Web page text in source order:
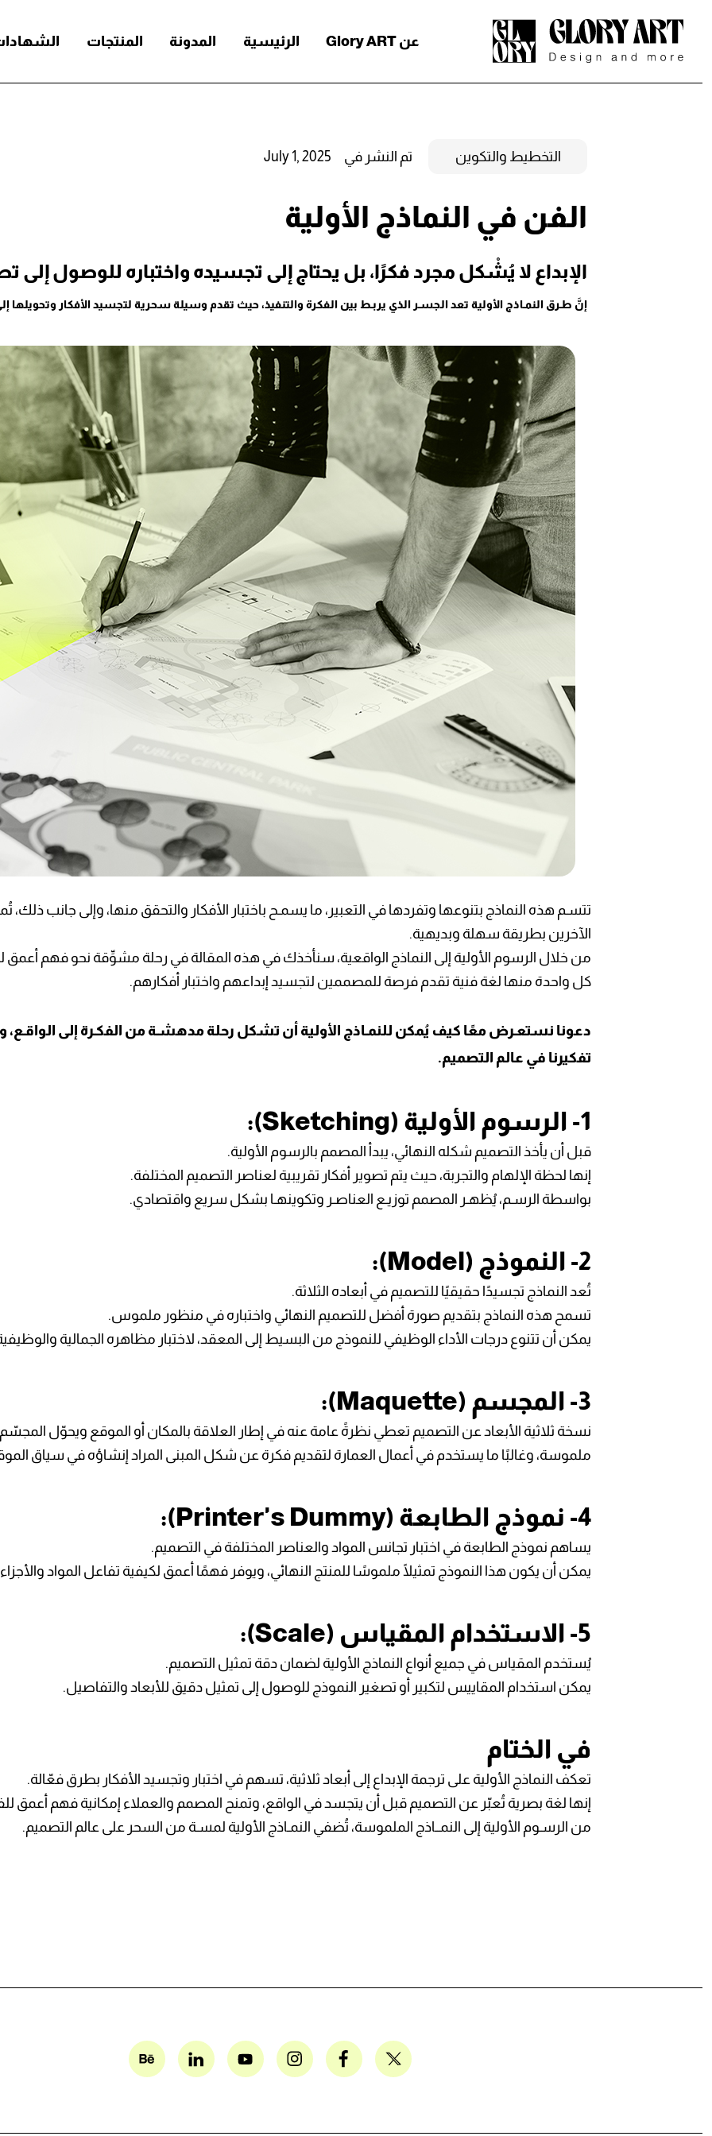
عن Glory ART الرئيسية المدونة المنتجات
التخطيط والتكوين تم النشر في July 1, 2025
الفن في النماذج الأولية
الإبداع لا يُشْكل مجرد فكرًا، بل يحتاج إلى تجسيده واختباره للوصول
إنَّ طـرق النمـاذج الأولية تعد الجسـر الذي يربـط بين الفكرة والتنفيذ، حيث تقدم وسيلة سحرية لتجسيد الأفكار وتحويلها
تتسـم هذه النماذج بتنوعها وتفردها في التعبير، ما يسمـح باختبار الأفكار والتحقق منها، وإلى جانب ذلك،
الآخرين بطريقة سهلة وبديهية.
من خلال الرسوم الأولية إلى النماذج الواقعية، سنأخذك في هذه المقالة في رحلة مشوِّقة نحو فهم أعمق
كل واحدة منها لغة فنية تقدم فرصة للمصممين لتجسيد إبداعهم واختبار أفكارهم.
دعونا نستعـرض معًا كيف يُمكن للنمـاذج الأولية أن تشكل رحلة مدهشـة من الفكـرة إلى
تفكيرنا في عالم التصميم.
1- الرسوم الأولية (Sketching):
قبل أن يأخذ التصميم شكله النهائي، يبدأ المصمم بالرسوم الأولية.
إنها لحظة الإلهام والتجربة، حيث يتم تصوير أفكار تقريبية لعناصر التصميم المختلفة.
بواسطة الرسـم، يُظهـر المصمم توزيـع العناصـر وتكوينهـا بشكل سريع واقتصادي.
2- النموذج (Model):
تُعد النماذج تجسيدًا حقيقيًا للتصميم في أبعاده الثلاثة.
تسمح هذه النماذج بتقديم صورة أفضل للتصميم النهائي واختباره في منظور ملموس.
يمكن أن تتنوع درجات الأداء الوظيفي للنموذج من البسيط إلى المعقد، لاختبار مظاهره الجمالية
3- المجسم (Maquette):
نسخة ثلاثية الأبعاد عن التصميم تعطي نظرةً عامة عنه في إطار العلاقة بالمكان أو الموقع ويحوّل
ملموسة، وغالبًا ما يستخدم في أعمال العمارة لتقديم فكرة عن شكل المبنى المراد إنشاؤه في سياق
4- نموذج الطابعة (Printer's Dummy):
يساهم نموذج الطابعة في اختبار تجانس المواد والعناصر المختلفة في التصميم.
يمكن أن يكون هذا النموذج تمثيلًا ملموسًا للمنتج النهائي، ويوفر فهمًا أعمق لكيفية تفاعل المواد
5- الاستخدام المقياس (Scale):
يُستخدم المقياس في جميع أنواع النماذج الأولية لضمان دقة تمثيل التصميم.
يمكن استخدام المقاييس لتكبير أو تصغير النموذج للوصول إلى تمثيل دقيق للأبعاد والتفاصيل.
في الختام
تعكف النماذج الأولية على ترجمة الإبداع إلى أبعاد ثلاثية، تسهم في اختبار وتجسيد الأفكار بطرق فعّالة.
إنها لغة بصرية تُعبّر عن التصميم قبل أن يتجسد في الواقع، وتمنح المصمم والعملاء إمكانية فهم أعمق
من الرسـوم الأولية إلى النمــاذج الملموسة، تُضفي النمـاذج الأولية لمسـة من السحر على عالم التصميم.